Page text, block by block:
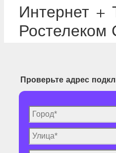
Интернет +
Ростелеком
Проверьте адрес